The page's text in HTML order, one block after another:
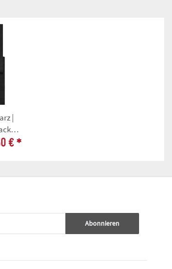
|
€ *
Abonnieren